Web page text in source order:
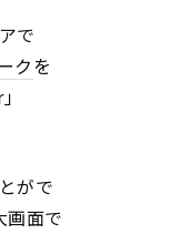
で
クを
がで
画面で